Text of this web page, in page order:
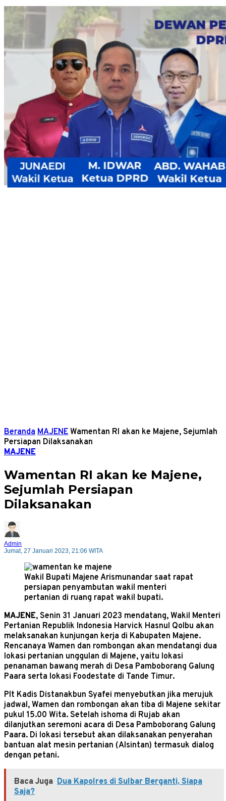
Beranda MAJENE Wamentan RI akan ke Majene, Sejumlah
Persiapan Dilaksanakan
MAJENE
Wamentan RI akan ke Majene,
Sejumlah Persiapan
Dilaksanakan
Admin
Jumat, 27 Januari 2023, 21:06 WITA
Wakil Bupati Majene Arismunandar saat rapat
persiapan penyambutan wakil menteri
pertanian di ruang rapat wakil bupati.
MAJENE, Senin 31 Januari 2023 mendatang, Wakil Menteri
Pertanian Republik Indonesia Harvick Hasnul Qolbu akan
melaksanakan kunjungan kerja di Kabupaten Majene.
Rencanaya Wamen dan rombongan akan mendatangi dua
lokasi pertanian unggulan di Majene, yaitu lokasi
penanaman bawang merah di Desa Pamboborang Galung
Paara serta lokasi Foodestate di Tande Timur.
Plt Kadis Distanakbun Syafei menyebutkan jika merujuk
jadwal, Wamen dan rombongan akan tiba di Majene sekitar
pukul 15.00 Wita. Setelah ishoma di Rujab akan
dilanjutkan seremoni acara di Desa Pamboborang Galung
Paara. Di lokasi tersebut akan dilaksanakan penyerahan
bantuan alat mesin pertanian (Alsintan) termasuk dialog
dengan petani.
Baca Juga Dua Kapolres di Sulbar Berganti, Siapa
Saja?